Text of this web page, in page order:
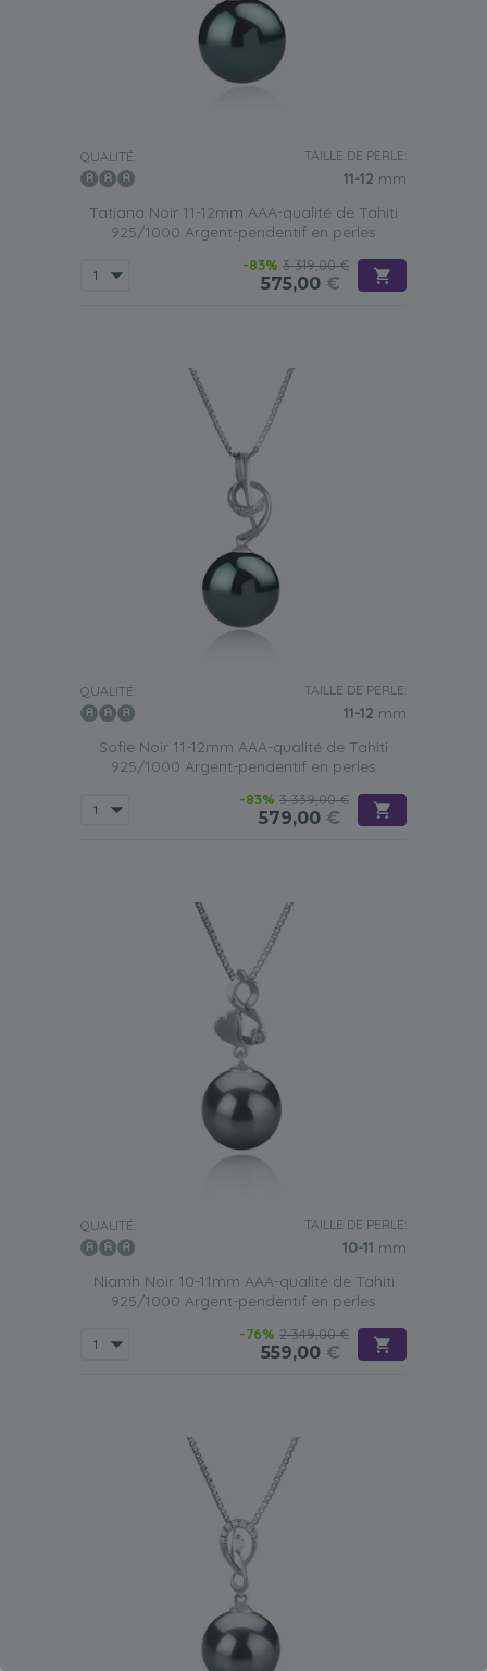
QUALITÉ: TAILLE DE PERLE:
11-12 mm
Tatiana Noir 11-12mm AAA-qualité de Tahiti
925/1000 Argent-pendentif en perles
-83% 3 319,00 €
575,00 €
QUALITÉ: TAILLE DE PERLE:
11-12 mm
Sofie Noir 11-12mm AAA-qualité de Tahiti
925/1000 Argent-pendentif en perles
-83% 3 339,00 €
579,00 €
QUALITÉ: TAILLE DE PERLE:
10-11 mm
Niamh Noir 10-11mm AAA-qualité de Tahiti
925/1000 Argent-pendentif en perles
-76% 2 349,00 €
559,00 €